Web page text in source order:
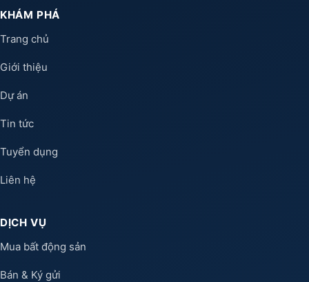
KHÁM PHÁ
Trang chủ
Giới thiệu
Dự án
Tin tức
Tuyển dụng
Liên hệ
DỊCH VỤ
Mua bất động sản
Bán & Ký gửi